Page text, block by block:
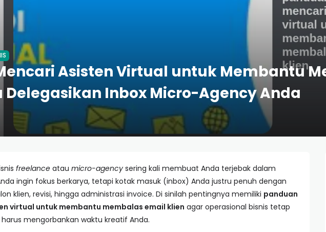
Asisten Virtual untuk Membantu
Delegasikan Inbox Micro-Agency Anda
freelance atau micro-agency sering kali membuat Anda terjebak dalam
ingin fokus berkarya, tetapi kotak masuk (inbox) Anda justru penuh dengan
klien, revisi, hingga administrasi invoice. Di sinilah pentingnya memiliki panduan
virtual untuk membantu membalas email klien agar operasional bisnis tetap
mengorbankan waktu kreatif Anda.